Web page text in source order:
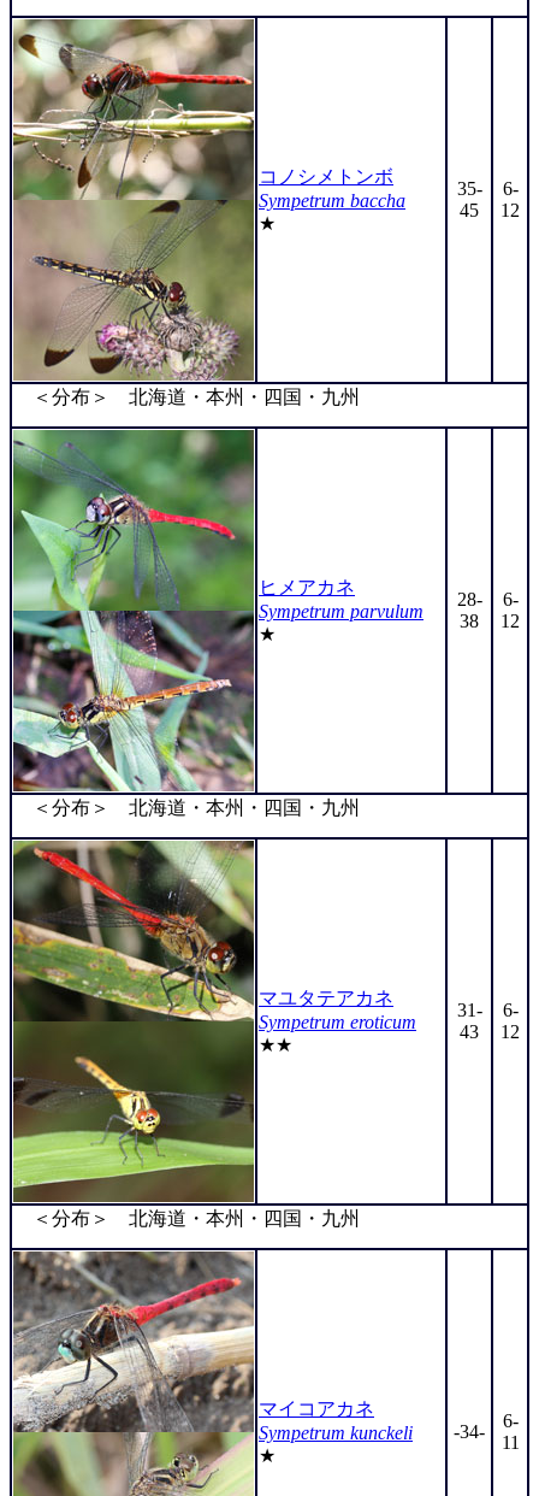
コノシメトンボ
Sympetrum baccha
★
35-
45
6-
12
＜分布＞ 北海道・本州・四国・九州
ヒメアカネ
Sympetrum parvulum
★
28-
38
6-
12
＜分布＞ 北海道・本州・四国・九州
マユタテアカネ
Sympetrum eroticum
★★
31-
43
6-
12
＜分布＞ 北海道・本州・四国・九州
マイコアカネ
Sympetrum kunckeli
★
-34-
6-
11